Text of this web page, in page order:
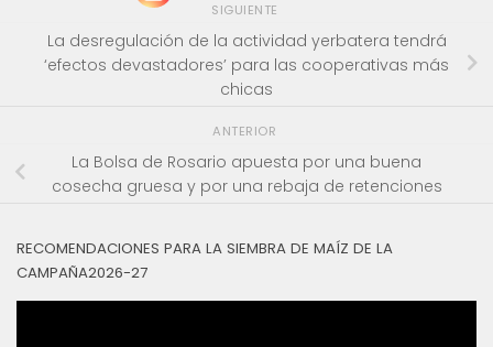
SIGUIENTE
La desregulación de la actividad yerbatera tendrá
‘efectos devastadores’ para las cooperativas más
chicas
ANTERIOR
La Bolsa de Rosario apuesta por una buena
cosecha gruesa y por una rebaja de retenciones
RECOMENDACIONES PARA LA SIEMBRA DE MAÍZ DE LA
CAMPAÑA2026-27